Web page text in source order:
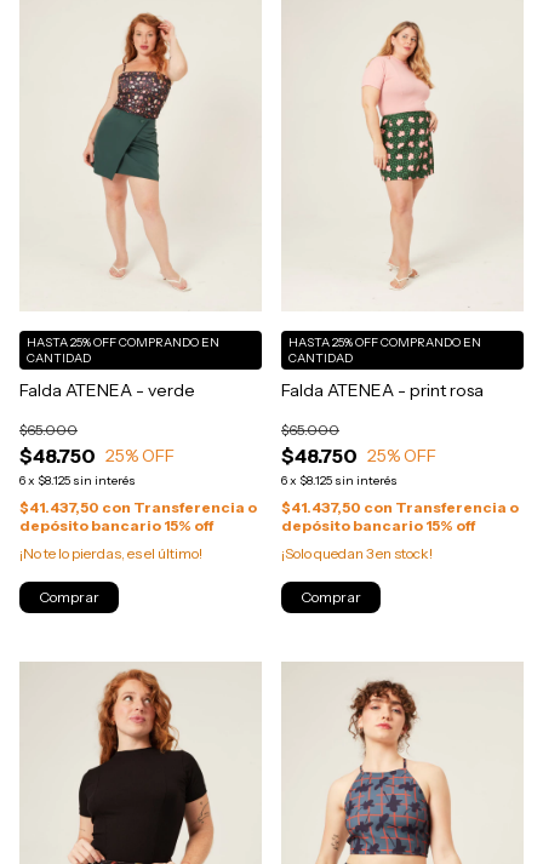
Falda ATENEA - verde
$48.750
$65.000
25% OFF
6x $8.125 sin interés
HASTA 25% OFFCOMPRANDO EN
CANTIDAD
$41.437,50 con Transferencia o
depósito bancario 15% off
¡No te lo pierdas, es el último!
Comprar
Falda ATENEA - print rosa
$48.750
$65.000
25% OFF
6x $8.125 sin interés
HASTA 25% OFFCOMPRANDO EN
CANTIDAD
$41.437,50 con Transferencia o
depósito bancario 15% off
¡Solo quedan 3en stock!
Comprar